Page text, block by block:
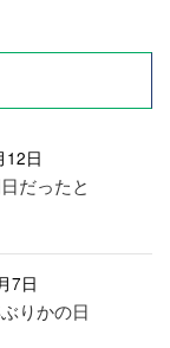
12日
だったと
7日
りかの日